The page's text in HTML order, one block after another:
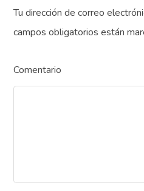
Tu dirección de correo
campos obligatorios están
Comentario